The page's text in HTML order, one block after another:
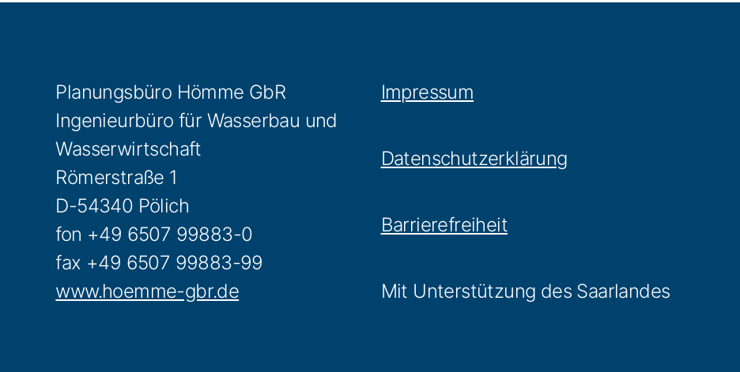
Planungsbüro Hömme GbR
Ingenieurbüro für Wasserbau und
Wasserwirtschaft
Römerstraße 1
D-54340 Pölich
fon +49 6507 99883-0
fax +49 6507 99883-99
www.hoemme-gbr.de
Impressum
Datenschutzerklärung
Barrierefreiheit
Mit Unterstützung des Saarlandes